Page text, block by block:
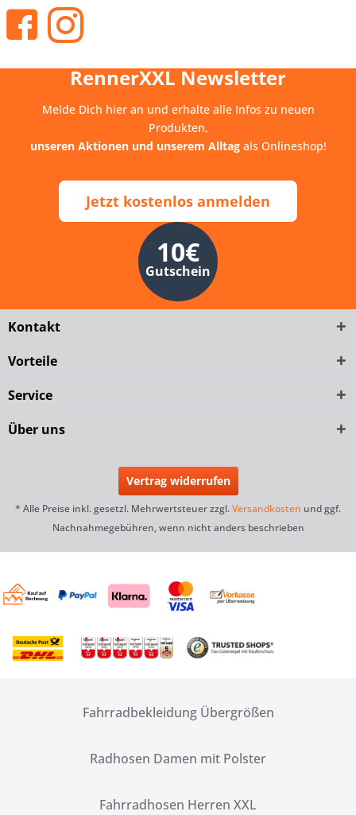
RennerXXL Newsletter
Melde Dich hier an und erhalte alle Infos zu neuen
Produkten,
unseren Aktionen und unserem Alltagals Onlineshop!
Jetzt kostenlos anmelden
10€
Gutschein
Kontakt
Vorteile
Service
Über uns
Vertrag widerrufen
* Alle Preise inkl. gesetzl. Mehrwertsteuer zzgl.Versandkosten und ggf.
Nachnahmegebühren, wenn nicht anders beschrieben
Fahrradbekleidung Übergrößen
Radhosen Damen mit Polster
Fahrradhosen Herren XXL